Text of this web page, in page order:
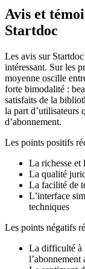
Avis et
Startdoc
Les avis sur
intéressant. Sur les
moyenne oscille
forte bimodalité :
satisfaits de la
la part d’utilisateurs
d’abonnement.
Les points positifs
La richesse et
La qualité
La facilité de
L’interface
techniques
Les points négatifs
La difficulté à
l’abonnement